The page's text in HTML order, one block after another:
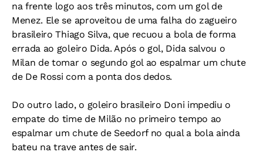
na frente logo aos três minutos, com um gol de
Menez. Ele se aproveitou de uma falha do zagueiro
brasileiro Thiago Silva, que recuou a bola de forma
errada ao goleiro Dida. Após o gol, Dida salvou o
Milan de tomar o segundo gol ao espalmar um chute
de De Rossi com a ponta dos dedos.
Do outro lado, o goleiro brasileiro Doni impediu o
empate do time de Milão no primeiro tempo ao
espalmar um chute de Seedorf no qual a bola ainda
bateu na trave antes de sair.